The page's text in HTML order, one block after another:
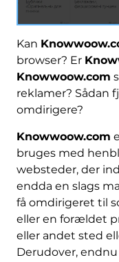
Kan
browser? Er
Knowwoow.com
reklamer? Sådan
omdirigere?
Knowwoow.com
bruges med
websteder, der
endda en slags
få omdirigeret til
eller en forældet
eller andet sted
Derudover,